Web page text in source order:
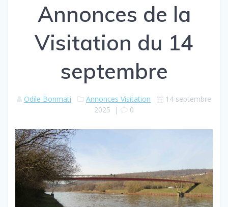
Annonces de la
Visitation du 14
septembre
Odile Bonmati Annonces Visitation
14 septembre
2025 | 0